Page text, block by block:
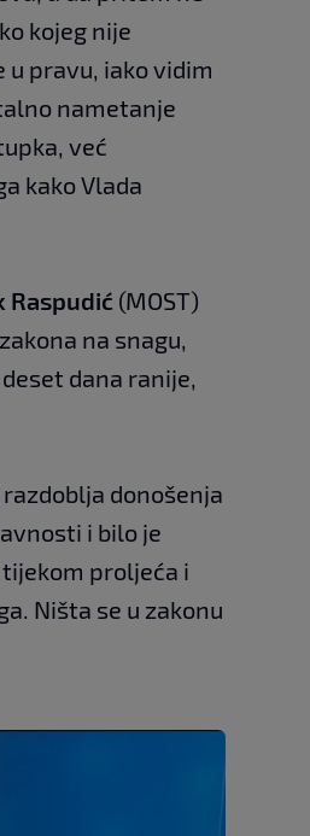
kojeg nije
pravu, iako vidim
nametanje
već
kako Vlada
Raspudić (MOST)
na snagu,
dana ranije,
donošenja
i bilo je
tijekom proljeća i
Ništa se u zakonu